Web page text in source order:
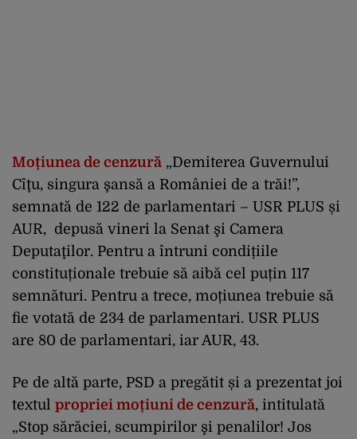
Moțiunea de cenzură „Demiterea Guvernului
Cîţu, singura şansă a României de a trăi!”,
semnată de 122 de parlamentari – USR PLUS și
AUR, depusă vineri la Senat şi Camera
Deputaţilor. Pentru a întruni condițiile
constituționale trebuie să aibă cel puțin 117
semnături. Pentru a trece, moțiunea trebuie să
fie votată de 234 de parlamentari. USR PLUS
are 80 de parlamentari, iar AUR, 43.
Pe de altă parte, PSD a pregătit și a prezentat joi
textul propriei moțiuni de cenzură, intitulată
„Stop sărăciei, scumpirilor şi penalilor! Jos